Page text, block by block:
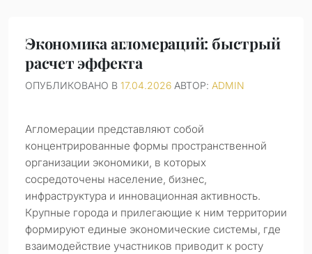
Экономика агломераций: быстрый
расчет эффекта
ОПУБЛИКОВАНО В 17.04.2026 АВТОР: ADMIN
Агломерации представляют собой
концентрированные формы пространственной
организации экономики, в которых
сосредоточены население, бизнес,
инфраструктура и инновационная активность.
Крупные города и прилегающие к ним территории
формируют единые экономические системы, где
взаимодействие участников приводит к росту